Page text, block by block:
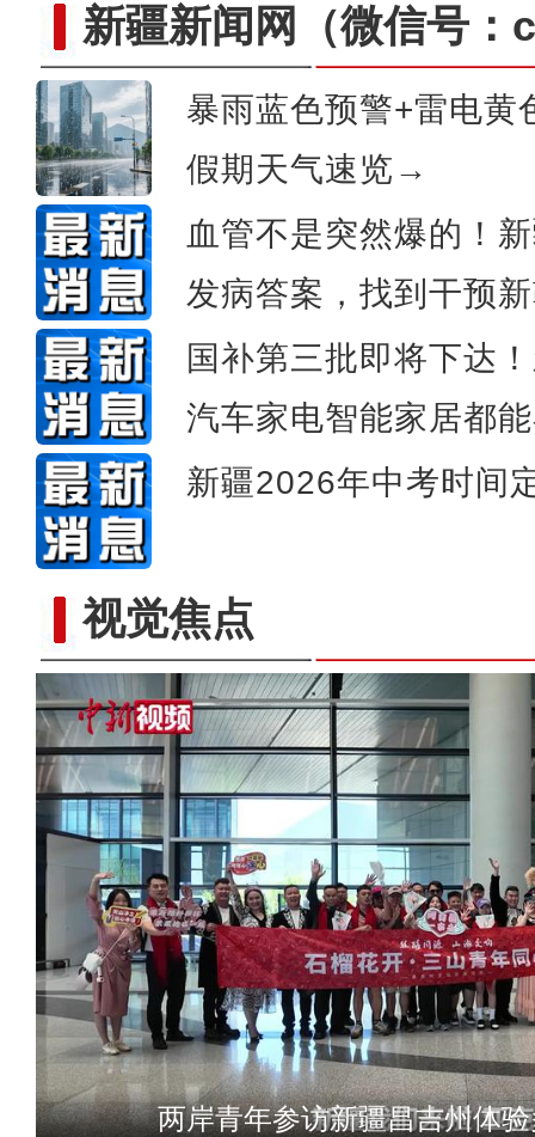
新疆新闻网 （微信号
暴雨蓝色预警+雷电黄
假期天气速览→
血管不是突然爆的！
发病答案，找到干预
国补第三批即将下达
汽车家电智能家居都
新疆2026年中考时间
视觉焦点
美丽新疆繁荣兵团 2026
行走新疆体验环塔 国际青
两岸青年参访新疆昌吉州体